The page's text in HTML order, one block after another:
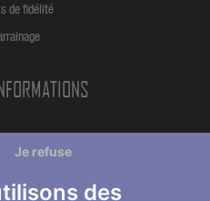
des
Je refuse
de fidélité
moment directement partir de la
informations de contact dans les
du site.